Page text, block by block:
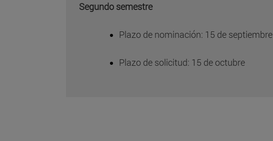
Segundo semestre
Plazo de nominación: 15 de septiembre
Plazo de solicitud: 15 de octubre